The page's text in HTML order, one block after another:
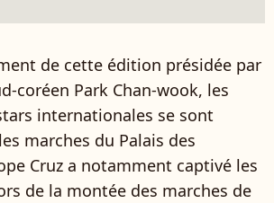
de cette édition présidée par
coréen Park Chan-wook, les
internationales se sont
marches du Palais des
Cruz a notamment captivé les
de la montée des marches de